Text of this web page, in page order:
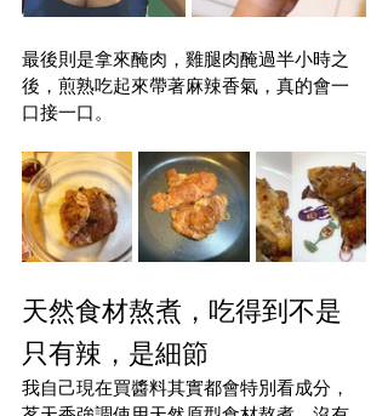
最後則是拿來醃肉，雞腿肉醃過半小時之
後，煎熟吃起來帶著麻辣香氣，真的會一
口接一口。
天然食材熬煮，吃得到不是
只有辣，是細節
我自己現在買醬料其實都會特別看成分，